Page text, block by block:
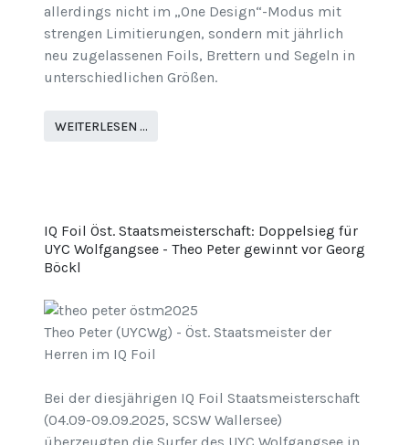
allerdings nicht im „One Design“-Modus mit
strengen Limitierungen, sondern mit jährlich
neu zugelassenen Foils, Brettern und Segeln in
unterschiedlichen Größen.
WEITERLESEN …
IQ Foil Öst. Staatsmeisterschaft: Doppelsieg für
UYC Wolfgangsee - Theo Peter gewinnt vor Georg
Böckl
Theo Peter (UYCWg) - Öst. Staatsmeister der
Herren im IQ Foil
Bei der diesjährigen IQ Foil Staatsmeisterschaft
(04.09-09.09.2025, SCSW Wallersee)